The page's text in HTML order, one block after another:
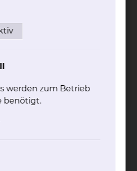
& Ohrenheilkunde
und Geburtshilfe /
Pädiatrische Intensivmedizin
werden zum Betrieb
benötigt.